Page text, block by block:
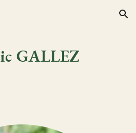
Skip to navigation
GALLEZ